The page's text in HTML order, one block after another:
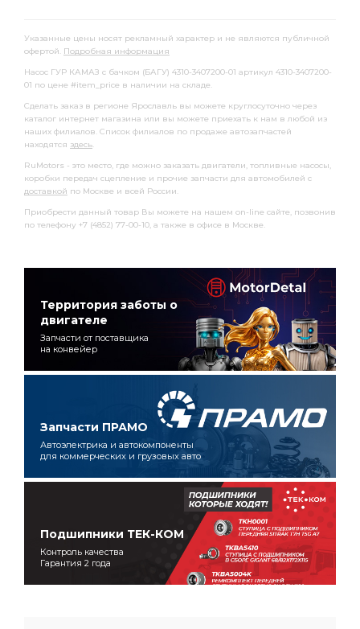
Указанные цены носят рекламный характер и не являются публичной
офертой. Подробная информация
Насос ГУР КАМАЗ с бачком (БАГУ) 4310-3407200-01 артикул 4310-3407200-
01 по цене #item_price в наличии на складе.
Сделать заказ в регионе Ярославль вы можете круглосуточно через
каталог интернет магазина или вы можете приехать к нам в любой из
наших филиалов. Список филиалов по продаже автозапчастей
находятся здесь.
RuMotors - это место, где можно заказать двигатели, топливные насосы,
коробки передач сцепление и прочие запчасти для автомобилей с
доставкой по Москве и всей России.
Приобрести данный товар Вы можете на нашем on-line сайте, позвонив
по телефону +7 (4852) 77-00-10, а также в офисе в Москве.
Территория заботы о
двигателе
Запчасти от поставщика
на конвейер
Запчасти ПРАМО
Автоэлектрика и автокомпоненты
для коммерческих и грузовых авто
Подшипники ТЕК-КОМ
Контроль качества
Гарантия 2 года